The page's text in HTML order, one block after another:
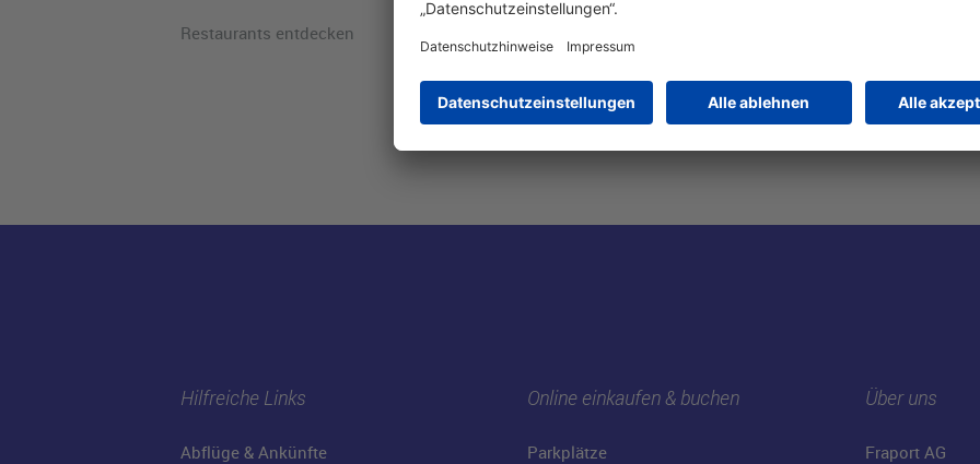
Restaurants entdecken
Hilfreiche Links
Abflüge & Ankünfte
Online einkaufen & buchen
Parkplätze
Über uns
Fraport AG